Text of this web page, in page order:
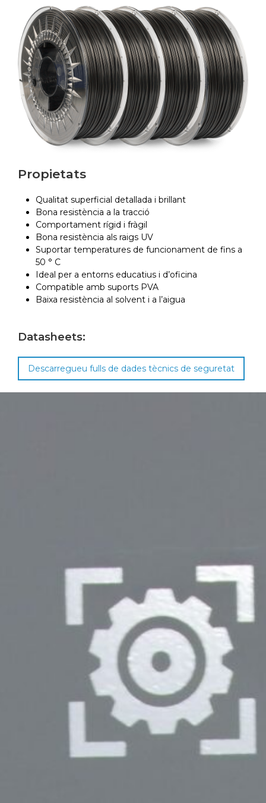
Propietats
Qualitat superficial detallada i brillant
Bona resistència a la tracció
Comportament rígid i fràgil
Bona resistència als raigs UV
Suportar temperatures de funcionament de fins a
50 ° C
Ideal per a entorns educatius i d’oficina
Compatible amb suports PVA
Baixa resistència al solvent i a l’aigua
Datasheets:
Descarregueu fulls de dades tècnics de seguretat